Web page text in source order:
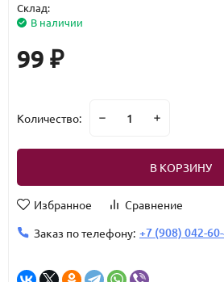
Склад:
В наличии
99 ₽
Количество:
В КОРЗИНУ
Избранное
Сравнение
Заказ по телефону: +7 (908) 042-